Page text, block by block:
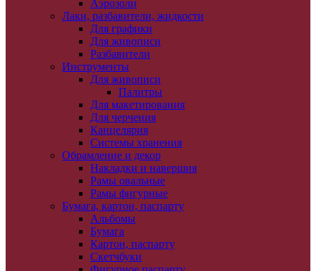
Аэрозоли
Лаки, разбавители, жидкости
Для графики
Для живописи
Разбавители
Инструменты
Для живописи
Палитры
Для макетирования
Для черчения
Канцелярия
Системы хранения
Обрамление и декор
Накладки и навершия
Рамы овальные
Рамы фигурные
Бумага, картон, паспарту
Альбомы
Бумага
Картон, паспарту
Скетчбуки